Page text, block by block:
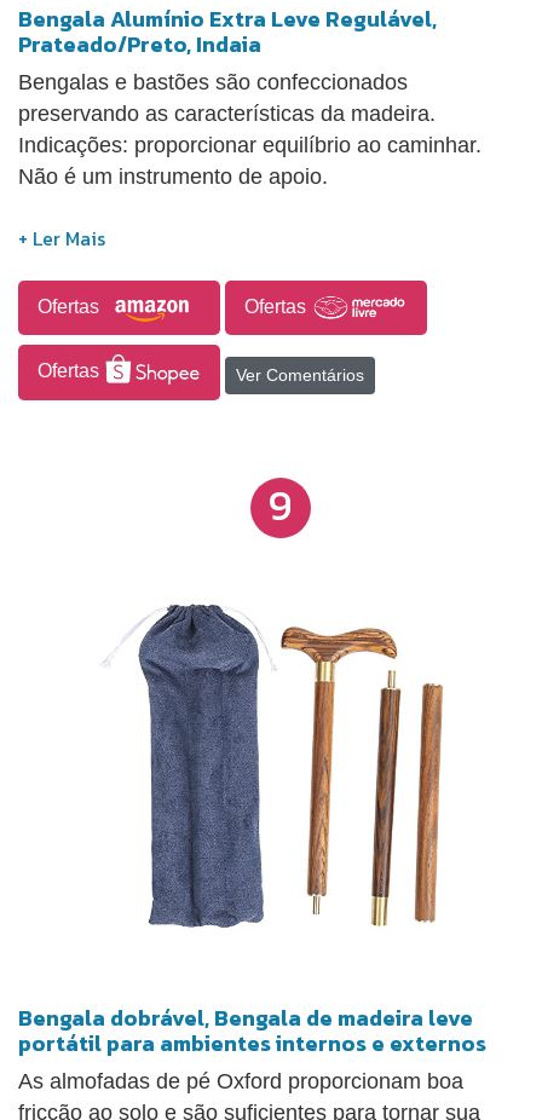
Bengala Alumínio Extra Leve Regulável,
Prateado/Preto, Indaia
Bengalas e bastões são confeccionados
preservando as características da madeira.
Indicações: proporcionar equilíbrio ao caminhar.
Não é um instrumento de apoio.
Ofertas Ofertas
Ofertas Ver Comentários
9
Bengala dobrável, Bengala de madeira leve
portátil para ambientes internos e externos
As almofadas de pé Oxford proporcionam boa
fricção ao solo e são suficientes para tornar sua